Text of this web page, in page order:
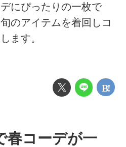
にぴったりの一枚で
のアイテムを着回しコ
ます。
春コーデが一